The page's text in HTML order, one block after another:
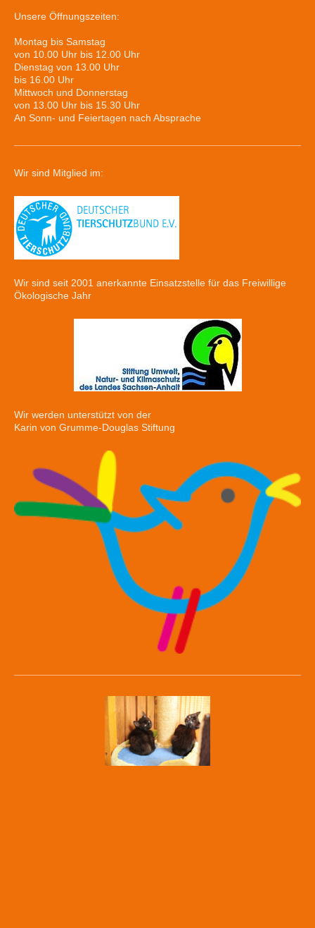
Unsere Öffnungszeiten:
Montag bis Samstag
von 10.00 Uhr bis 12.00 Uhr
Dienstag von 13.00 Uhr
bis 16.00 Uhr
Mittwoch und Donnerstag
von 13.00 Uhr bis 15.30 Uhr
An Sonn- und Feiertagen nach Absprache
Wir sind Mitglied im:
Wir sind seit 2001 anerkannte Einsatzstelle für das Freiwillige
Ökologische Jahr
Wir werden unterstützt von der
Karin von Grumme-Douglas Stiftung